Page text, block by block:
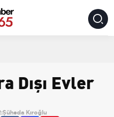
Dışı Evler
Şüheda Kıroğlu